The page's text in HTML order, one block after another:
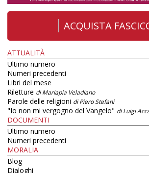
ACQUISTA
ATTUALITÀ
Ultimo numero
Numeri precedenti
Libri del mese
Riletture di Mariapia Veladiano
Parole delle religioni di Piero Stefani
"Io non mi vergogno del Vangelo" di Luigi
DOCUMENTI
Ultimo numero
Numeri precedenti
MORALIA
Blog
Dialoghi